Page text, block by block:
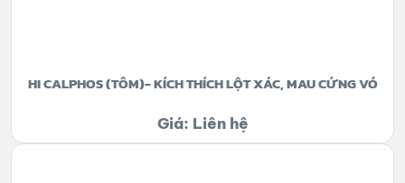
HI CALPHOS (TÔM)- KÍCH THÍCH LỘT XÁC, MAU CỨNG VỎ
Giá: Liên hệ